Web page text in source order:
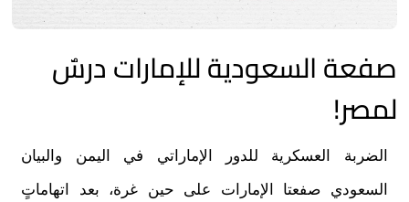
صفعة السعودية للإمارات درسٌ
لمصر!
الضربة العسكرية للدور الإماراتي في اليمن والبيان
السعودي صفعتا الإمارات على حين غرة، بعد اتهاماتٍ